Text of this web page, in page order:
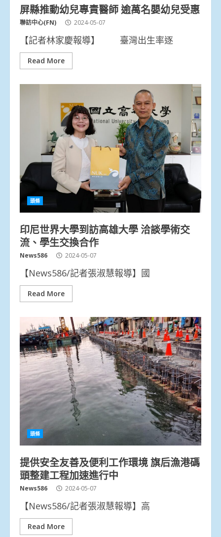
屏縣推動幼兒專責醫師 逾萬名嬰幼兒受惠
聯訪中心(FN) 2024-05-07
【記者林家慶報導】 臺灣出生率逐
Read More
頭條
印尼世界大學到訪高雄大學 洽談學術交
流、學生交換合作
News586 2024-05-07
【News586/記者張淑慧報導】國
Read More
頭條
提供安全友善及便利工作環境 旗后漁港碼
頭整建工程加速進行中
News586 2024-05-07
【News586/記者張淑慧報導】高
Read More